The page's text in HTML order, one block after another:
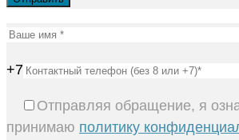
+7
Отправляя обращение, я
принимаю политику